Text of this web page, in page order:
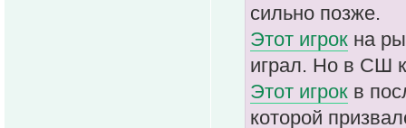
сильно позже.
Этот игрок на
играл. Но в СШ
Этот игрок в
которой